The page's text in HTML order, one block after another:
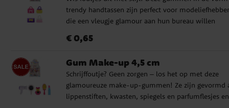
trendy handtassen zijn perfect voor
die een vleugje glamour aan hun bureau willen
modellen – ideaal voor traktaties, feestzakjes,
Wordt onsorteerd en per stuk verkocht. Niet geschikt
voor kinderen onder de 3 jaar.
Prijs :€ 0,65
€ 0,65
Gum Make-up 4,5 cm
Schrijffoutje? Geen zorgen – los het op met deze
glamoureuze make-up-gummen! Ze zijn gevormd
lippenstiften, kwasten, spiegels en parfumflesjes en